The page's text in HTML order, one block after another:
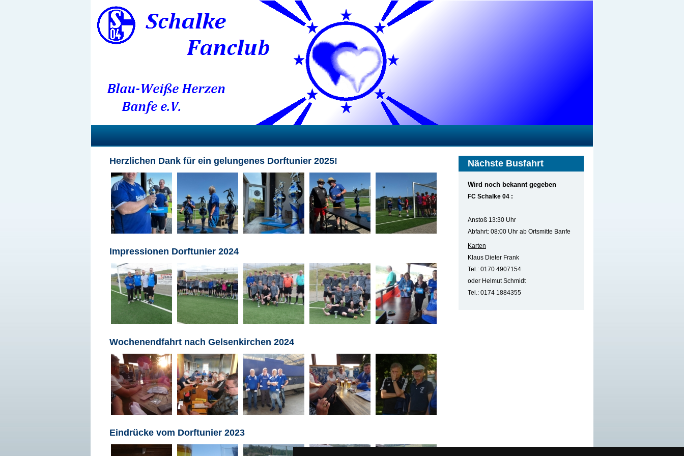
Herzlichen Dank für ein gelungenes Dorftunier 2025!
Impressionen Dorftunier 2024
Wochenendfahrt nach Gelsenkirchen 2024
Eindrücke vom Dorftunier 2023
Nächste Busfahrt
Wird noch bekannt gegeben
FC Schalke 04 :
Anstoß 13:30 Uhr
Abfahrt: 08:00 Uhr ab Ortsmitte Banfe
Karten
Klaus Dieter Frank
Tel.: 0170 4907154
oder Helmut Schmidt
Tel.: 0174 1884355